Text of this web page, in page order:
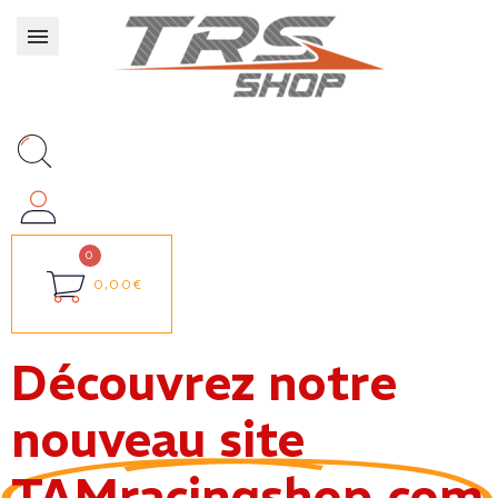
0,00€
Découvrez notre
nouveau site